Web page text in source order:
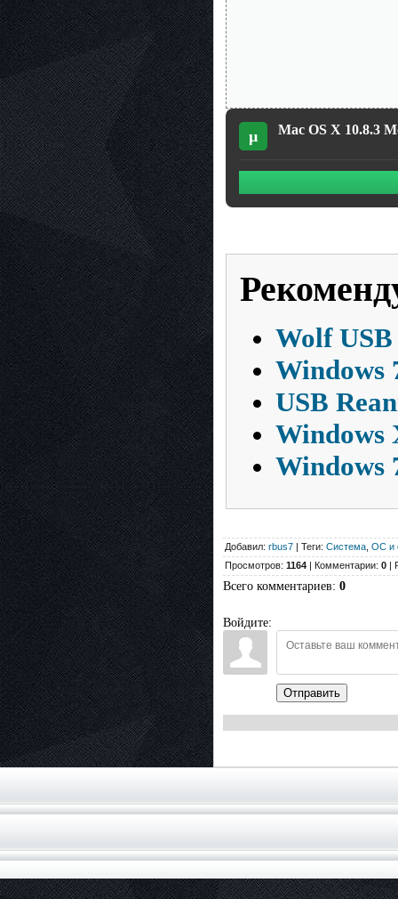
µ Mac OS X 10.8.3
Wolf
Windows
USB
Windows
Windows
Добавил: rbus7 | Теги: Система ОС и
Просмотров: 1164 | Комментарии: 0 |
Всего комментариев: 0
Войдите:
Отправить